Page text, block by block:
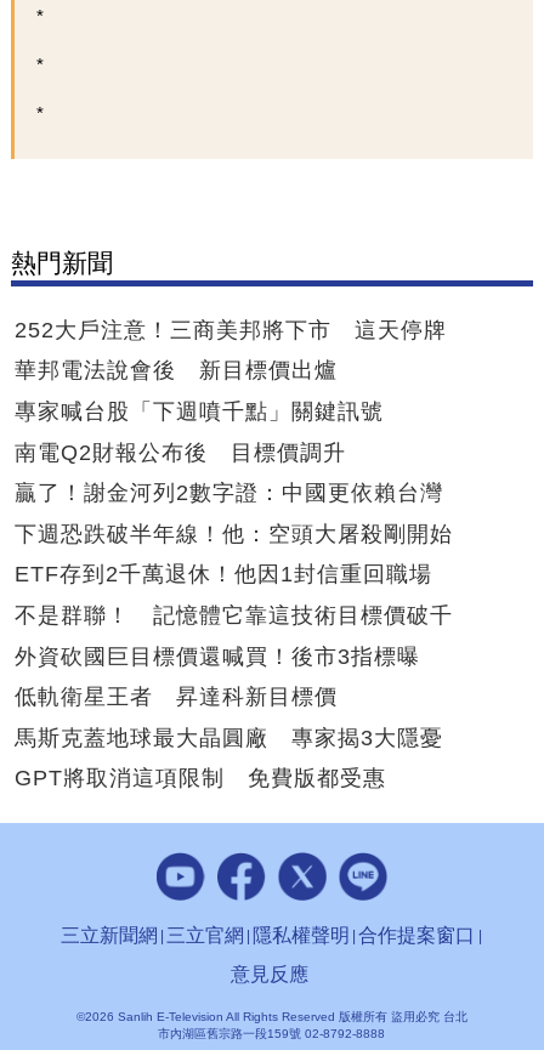
熱門新聞
252大戶注意！三商美邦將下市 這天停牌
華邦電法說會後 新目標價出爐
專家喊台股「下週噴千點」關鍵訊號
南電Q2財報公布後 目標價調升
贏了！謝金河列2數字證：中國更依賴台灣
下週恐跌破半年線！他：空頭大屠殺剛開始
ETF存到2千萬退休！他因1封信重回職場
不是群聯！ 記憶體它靠這技術目標價破千
外資砍國巨目標價還喊買！後市3指標曝
低軌衛星王者 昇達科新目標價
馬斯克蓋地球最大晶圓廠 專家揭3大隱憂
GPT將取消這項限制 免費版都受惠
三立新聞網 三立官網 隱私權聲明 合作提案窗口
意見反應
©2026 Sanlih E-Television All Rights Reserved 版權所有 盜用必究 台北
市內湖區舊宗路一段159號 02-8792-8888